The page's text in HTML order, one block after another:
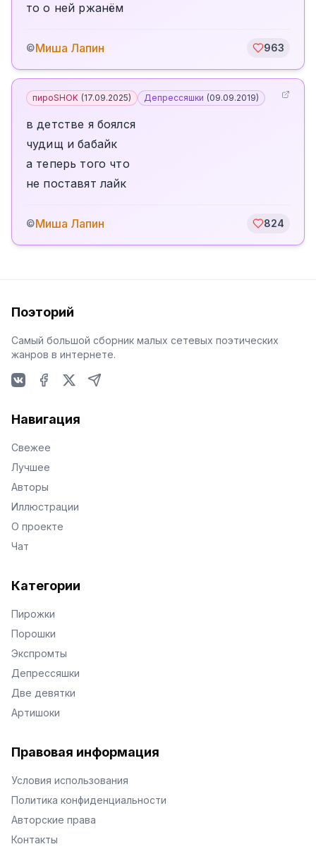
то о ней ржанём
©Миша Лапин 963
пироSHOK (17.09.2025) Депрессяшки (09.09.2019)
в детстве я боялся
чудищ и бабайк
а теперь того что
не поставят лайк
©Миша Лапин 824
Поэторий
Самый большой сборник малых сетевых поэтических
жанров в интернете.
Навигация
Свежее
Лучшее
Авторы
Иллюстрации
О проекте
Чат
Категории
Пирожки
Порошки
Экспромты
Депрессяшки
Две девятки
Артишоки
Правовая информация
Условия использования
Политика конфиденциальности
Авторские права
Контакты